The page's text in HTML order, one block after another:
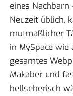
eines
Neuzeit üblich,
mutmaßlicher
in MySpace wie
gesamtes
Makaber und
hellseherisch